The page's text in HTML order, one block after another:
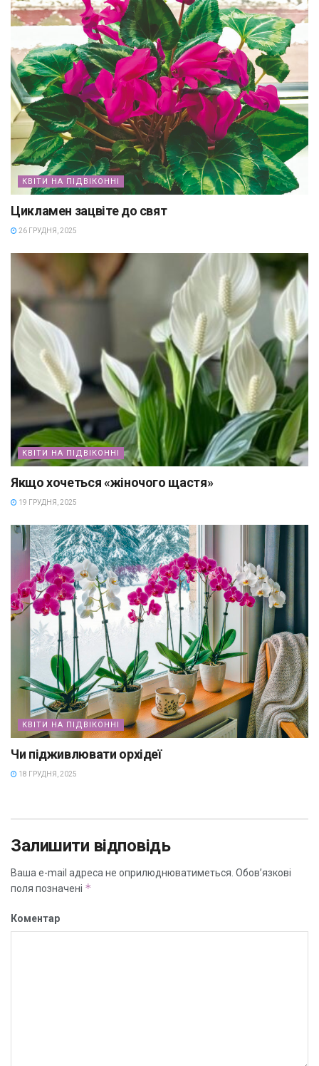
КВІТИ НА ПІДВІКОННІ
Цикламен зацвіте до свят
26 ГРУДНЯ, 2025
КВІТИ НА ПІДВІКОННІ
Якщо хочеться «жіночого щастя»
19 ГРУДНЯ, 2025
КВІТИ НА ПІДВІКОННІ
Чи підживлювати орхідеї
18 ГРУДНЯ, 2025
Залишити відповідь
Ваша e-mail адреса не оприлюднюватиметься. Обов’язкові
поля позначені *
Коментар